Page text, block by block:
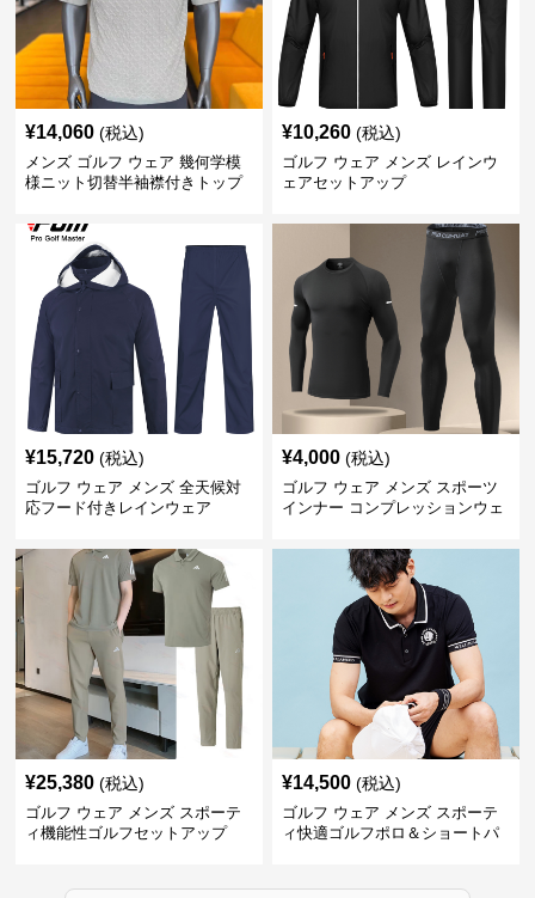
¥14,060 (税込)
メンズ ゴルフ ウェア 幾何学模
様ニット切替半袖襟付きトップ
¥10,260 (税込)
ゴルフ ウェア メンズ レインウ
ェアセットアップ
¥15,720 (税込)
ゴルフ ウェア メンズ 全天候対
応フード付きレインウェア
¥4,000 (税込)
ゴルフ ウェア メンズ スポーツ
インナー コンプレッションウェ
¥25,380 (税込)
ゴルフ ウェア メンズ スポーテ
ィ機能性ゴルフセットアップ
¥14,500 (税込)
ゴルフ ウェア メンズ スポーテ
ィ快適ゴルフポロ＆ショートパ